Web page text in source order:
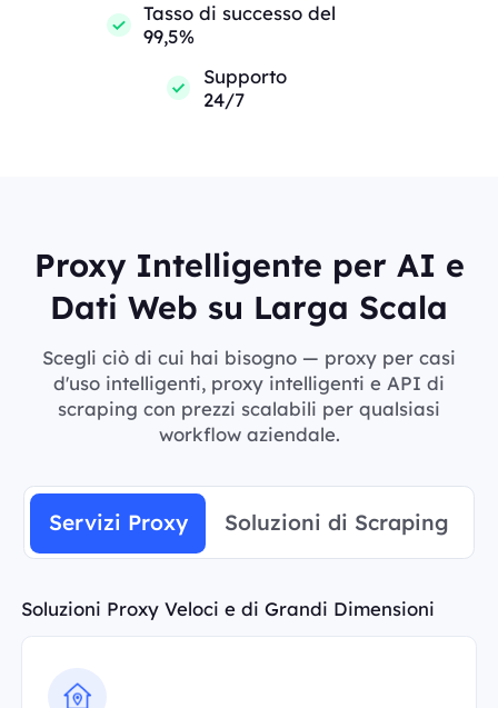
Tasso di successo del
99,5%
Supporto
24/7
Proxy Intelligente per AI e
Dati Web su Larga Scala
Scegli ciò di cui hai bisogno — proxy per casi
d'uso intelligenti, proxy intelligenti e API di
scraping con prezzi scalabili per qualsiasi
workflow aziendale.
Servizi Proxy Soluzioni di Scraping
Soluzioni Proxy Veloci e di Grandi Dimensioni